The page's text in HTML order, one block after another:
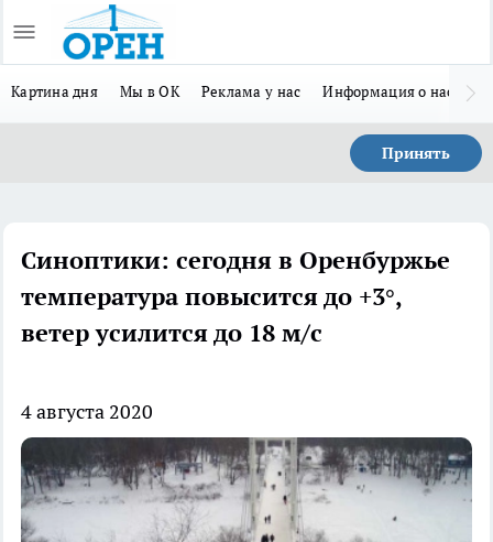
Картина дня Мы в ОК Реклама у нас Информация о нас
Принять
Синоптики: сегодня в Оренбуржье
температура повысится до +3°,
ветер усилится до 18 м/с
4 августа 2020